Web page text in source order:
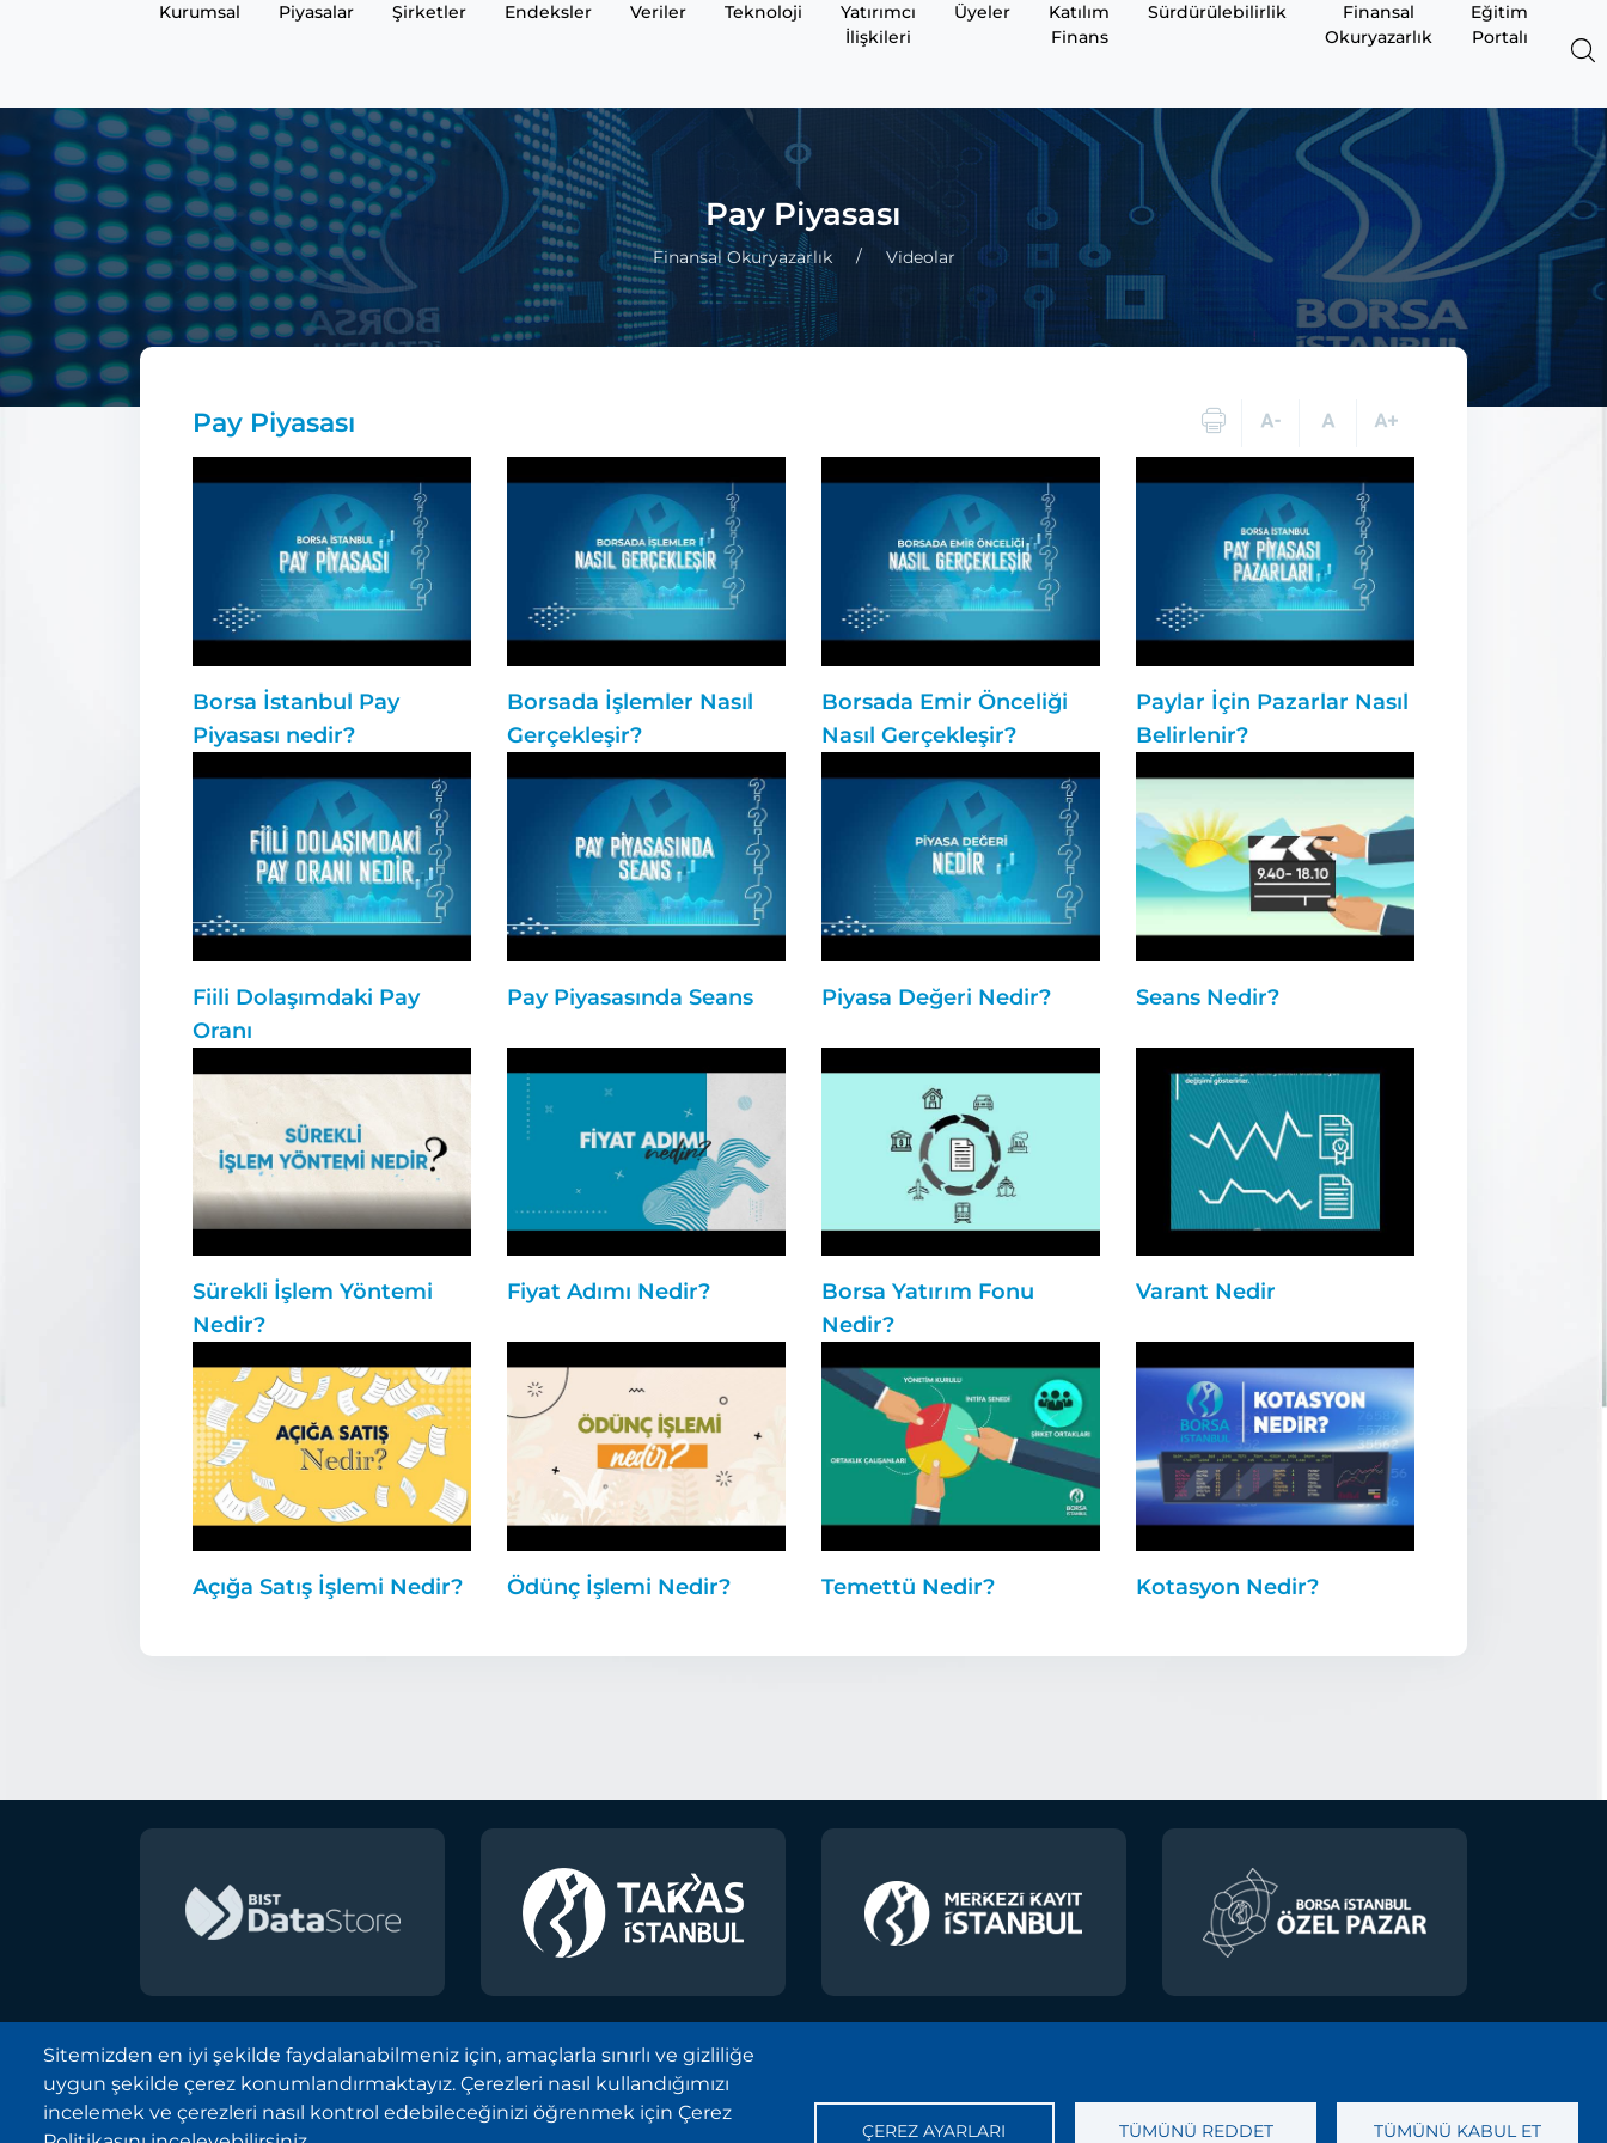
Kurumsal Piyasalar Şirketler Endeksler Veriler Teknoloji
Yatırımcı
İlişkileri
Üyeler
Katılım
Finans
Sürdürülebilirlik
Finansal
Okuryazarlık
Eğitim
Portalı
Pay Piyasası
Finansal Okuryazarlık Videolar
Pay Piyasası
Borsa İstanbul Pay
Piyasası nedir?
Borsada İşlemler Nasıl
Gerçekleşir?
Borsada Emir Önceliği
Nasıl Gerçekleşir?
Paylar İçin Pazarlar Nasıl
Belirlenir?
Fiili Dolaşımdaki Pay
Oranı
Pay Piyasasında Seans Piyasa Değeri Nedir? Seans Nedir?
Sürekli İşlem Yöntemi
Nedir?
Fiyat Adımı Nedir?
Borsa Yatırım Fonu
Nedir?
Varant Nedir
Açığa Satış İşlemi Nedir? Ödünç İşlemi Nedir? Temettü Nedir? Kotasyon Nedir?
Borsa İstanbul A.Ş. © 2013-2025
Tüm Hakları Saklıdır.
Telif Hakkı ve Çekince İhbarı Bildirimi
Kişisel Verilerin Korunması (KVKK)
Sıkça Sorulan Sorular İletişim
Sitemizden en iyi şekilde faydalanabilmeniz için, amaçlarla sınırlı ve gizliliğe
uygun şekilde çerez konumlandırmaktayız. Çerezleri nasıl kullandığımızı
incelemek ve çerezleri nasıl kontrol edebileceğinizi öğrenmek için Çerez
ÇEREZ AYARLARI TÜMÜNÜ REDDET TÜMÜNÜ KABUL ET